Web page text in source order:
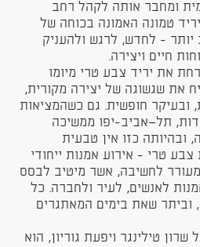
ומחבר אותה לקהל רחב
טמונה האמונה בכוחה של
- לחדש, לרגש ולהעניק
חיים ויצירה.
את יריד צבע טרי מיומו
את שגשוגה של יצירה מקורית,
ובעיקר חופשית. גם כשהמציאות
תל־אביב-יפו ממשיכה
כזו אין טבעית
טרי - אירוע אמנות ייחודי
מעורר לחשיבה, אשר מיטיב לבסס
לאנשים, לעיר ולחברה. כל
וביתר שאת בימים המאתגרים
טילינגר ויפעת גוריון, הוא